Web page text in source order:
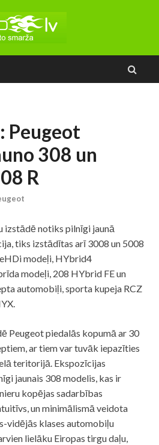
Peugeot
308 un
R
izstādē notiks pilnīgi jaunā
tiks izstādītas arī 3008 un 5008
modeļi, HYbrid4
modeļi, 208 HYbrid FE un
automobiļi, sporta kupeja RCZ
Peugeot piedalās kopumā ar 30
ar tiem var tuvāk iepazīties
teritorijā. Ekspozīcijas
jaunais 308 modelis, kas ir
kopējas sadarbības
un minimālismā veidota
vidējās klases automobiļu
lielāku Eiropas tirgu daļu,